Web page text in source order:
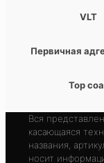
VLT
Первичная
Top
Вся
касающаяся
названия,
носит